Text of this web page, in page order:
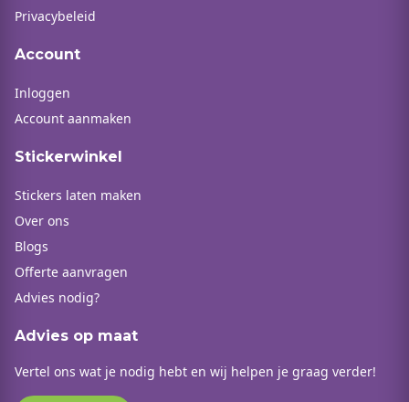
Privacybeleid
Account
Inloggen
Account aanmaken
Stickerwinkel
Stickers laten maken
Over ons
Blogs
Offerte aanvragen
Advies nodig?
Advies op maat
Vertel ons wat je nodig hebt en wij helpen je graag verder!